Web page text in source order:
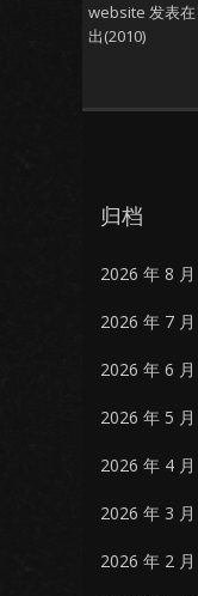
website 发表在
出(2010)
归档
2026 年 8 月
2026 年 7 月
2026 年 6 月
2026 年 5 月
2026 年 4 月
2026 年 3 月
2026 年 2 月